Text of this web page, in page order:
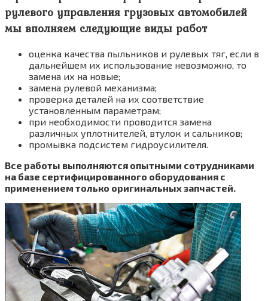
рулевого управления грузовых автомобилей
мы вполняем следующие виды работ
оценка качества пыльников и рулевых тяг, если в
дальнейшем их использование невозможно, то
замена их на новые;
замена рулевой механизма;
проверка деталей на их соответствие
установленным параметрам;
при необходимости проводится замена
различных уплотнителей, втулок и сальников;
промывка подсистем гидроусилителя.
Все работы выполняются опытными сотрудниками
на базе сертифицированного оборудования с
применением только оригинальных запчастей.